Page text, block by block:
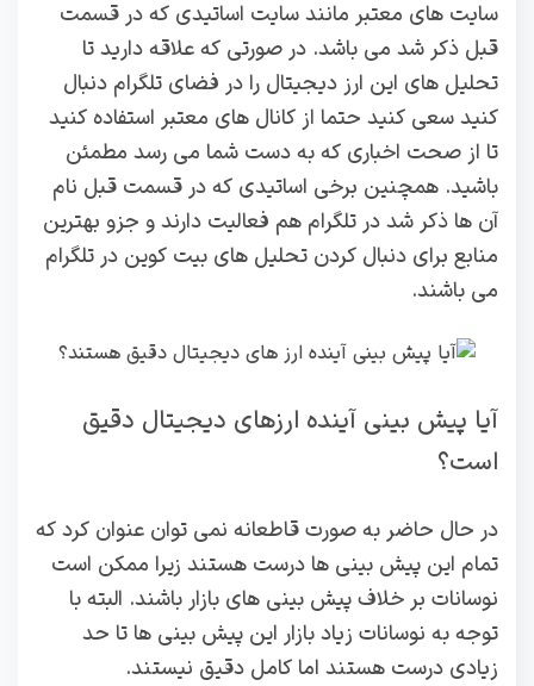
سایت های معتبر مانند سایت اساتیدی که در قسمت
قبل ذکر شد می باشد. در صورتی که علاقه دارید تا
تحلیل های این ارز دیجیتال را در فضای تلگرام دنبال
کنید سعی کنید حتما از کانال های معتبر استفاده کنید
تا از صحت اخباری که به دست شما می رسد مطمئن
باشید. همچنین برخی اساتیدی که در قسمت قبل نام
آن ها ذکر شد در تلگرام هم فعالیت دارند و جزو بهترین
منابع برای دنبال کردن تحلیل های بیت کوین در تلگرام
می باشند.
آیا پیش بینی آینده ارزهای دیجیتال دقیق
است؟
در حال حاضر به صورت قاطعانه نمی توان عنوان کرد که
تمام این پیش بینی ها درست هستند زیرا ممکن است
نوسانات بر خلاف پیش بینی های بازار باشند. البته با
توجه به نوسانات زیاد بازار این پیش بینی ها تا حد
زیادی درست هستند اما کامل دقیق نیستند.